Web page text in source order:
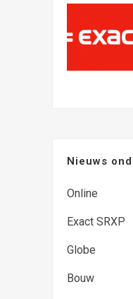
Nieuws
Online
Exact SRXP
Globe
Bouw